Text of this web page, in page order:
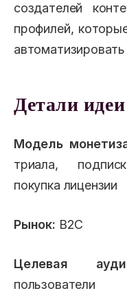
создателей
профилей,
Детали идеи
Модель
триала,
покупка лицензии
Рынок: B2C
Целевая